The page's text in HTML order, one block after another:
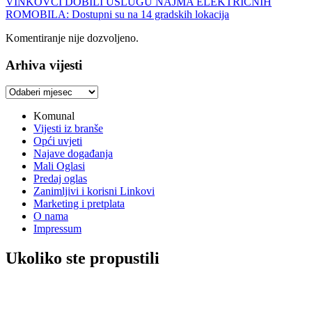
ROMOBILA: Dostupni su na 14 gradskih lokacija
Komentiranje nije dozvoljeno.
Arhiva vijesti
Arhiva
Komunal
Vijesti iz branše
Opći uvjeti
Najave događanja
Mali Oglasi
Predaj oglas
Zanimljivi i korisni Linkovi
Marketing i pretplata
O nama
Impressum
Ukoliko ste propustili